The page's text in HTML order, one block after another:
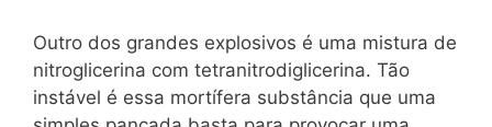
Outro dos grandes explosivos é uma mistura de
nitroglicerina com tetranitrodiglicerina. Tão
instável é essa mortífera substância que uma